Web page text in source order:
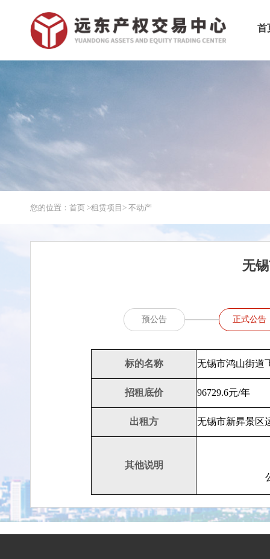
首
您的位置：首页 >租赁项目 > 不动产
无
预公告 正式公告
标的名称 无锡市鸿山街道
招租底价 96729.6元/年
出租方 无锡市新昇景区
其他说明